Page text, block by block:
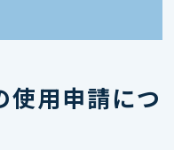
使用申請につ